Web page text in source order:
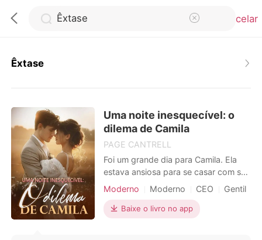
Cancelar
Loja
Histórico
Sair
Êxtase
Uma noite inesquecível: o
dilema de Camila
PAGE CANTRELL
Foi um grande dia para Camila. Ela
estava ansiosa para se casar com seu
belo marido. Infelizmente, ele não
se tornou motivo de chacota aos
olhos dos convidados. Num acesso
Moderno Moderno CEO Gentil
Baixe o livro no app